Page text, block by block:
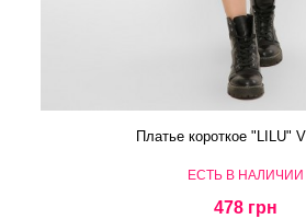
Платье короткое "LILU"
ЕСТЬ В НАЛИЧИИ
478 грн